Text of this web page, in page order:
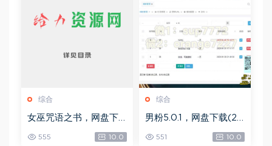
综合
女巫咒语之书，网盘下
555 10.0
综合
男粉5.0.1，网盘下载(25
551 10.0